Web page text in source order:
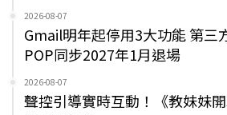
2026-08-07
Gmail明年起停用3大功能 第三
POP同步2027年1月退場
2026-08-07
聲控引導實時互動！《教妹妹